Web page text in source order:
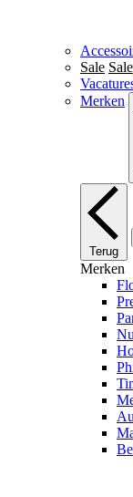
Sale Sale
Merken
Terug
Merken